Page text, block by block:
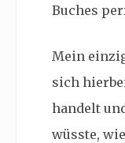
Buches
Mein
sich
handelt
wüsste,